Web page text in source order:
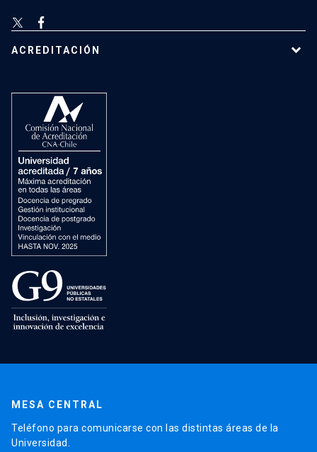
ACREDITACIÓN
MESA CENTRAL
Teléfono para comunicarse con las distintas áreas de la
Universidad.